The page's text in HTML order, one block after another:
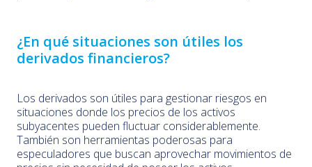
¿En qué situaciones son útiles los
derivados financieros?
Los derivados son útiles para gestionar riesgos en
situaciones donde los precios de los activos
subyacentes pueden fluctuar considerablemente.
También son herramientas poderosas para
especuladores que buscan aprovechar movimientos de